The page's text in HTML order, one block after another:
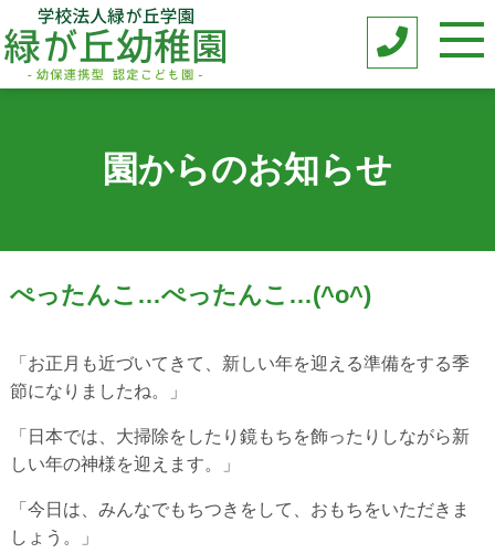
園からのお知らせ
ぺったんこ…ぺったんこ…(^o^)
「お正月も近づいてきて、新しい年を迎える準備をする季
節になりましたね。」
「日本では、大掃除をしたり鏡もちを飾ったりしながら新
しい年の神様を迎えます。」
「今日は、みんなでもちつきをして、おもちをいただきま
しょう。」